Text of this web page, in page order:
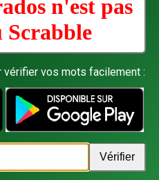
n'est pas
Scrabble
vérifier vos mots facilement :